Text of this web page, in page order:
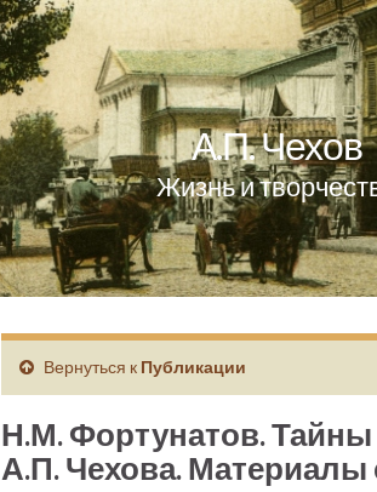
А.П. Чехов
Жизнь и
Вернуться к Публикации
Н.М. Фортунатов. Тайны
А.П. Чехова. Материалы